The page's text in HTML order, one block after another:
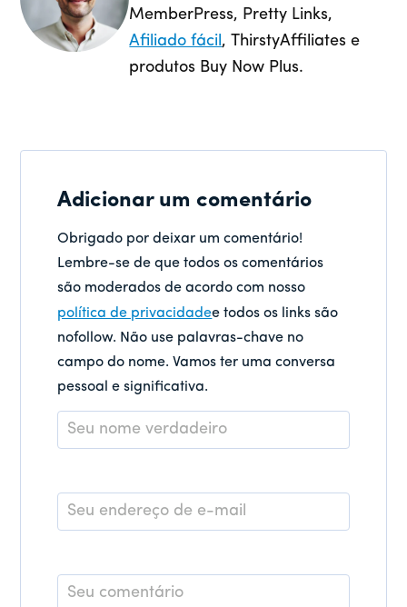
MemberPress, Pretty Links,
Afiliado fácil , ThirstyAffiliates e
produtos Buy Now Plus.
Adicionar um comentário
Obrigado por deixar um comentário!
Lembre-se de que todos os comentários
são moderados de acordo com nosso
política de privacidadee todos os links são
nofollow. Não use palavras-chave no
campo do nome. Vamos ter uma conversa
pessoal e significativa.
Nome
*
E-
mail
Comentário